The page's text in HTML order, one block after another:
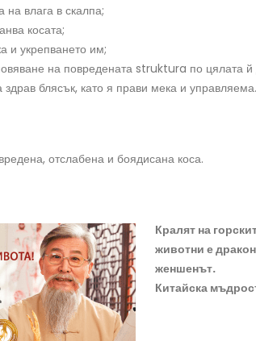
на влага в скалпа;
косата;
и укрепването им;
на повредената struktura по цялата
здрав блясък, като я прави мека и управляема.
отслабена и боядисана коса.
Кралят на
животни е
женшенът.
Китайска